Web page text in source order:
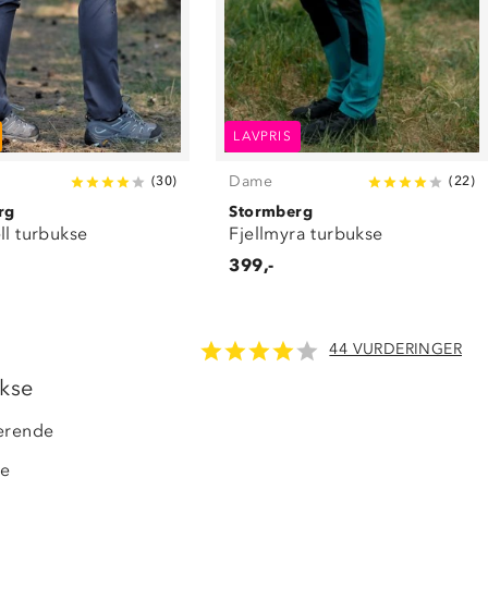
(30)
turbukse
LAVPRIS
Dame (22)
Stormberg
Fjellmyra turbukse
399,-
44 VURDERINGER